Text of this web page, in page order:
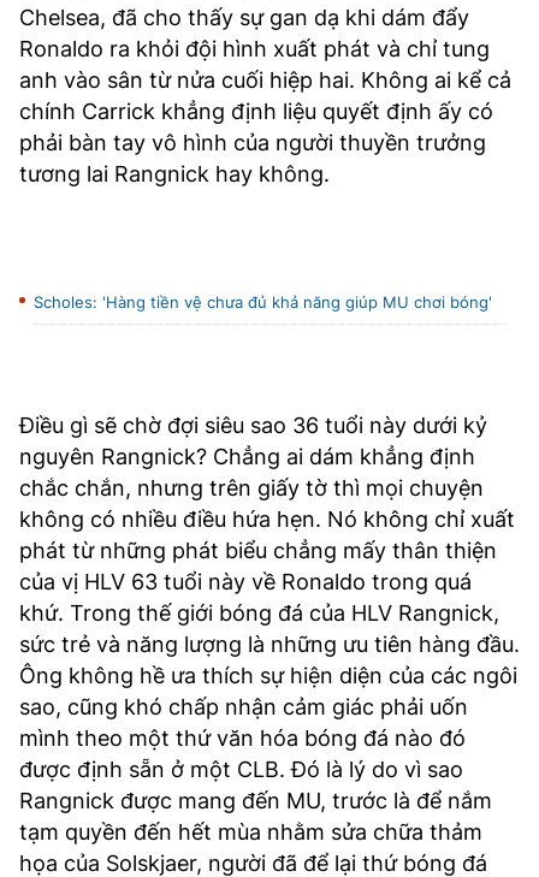
Chelsea, đã cho thấy sự gan dạ khi dám đẩy
Ronaldo ra khỏi đội hình xuất phát và chỉ tung
anh vào sân từ nửa cuối hiệp hai. Không ai kể cả
chính Carrick khẳng định liệu quyết định ấy có
phải bàn tay vô hình của người thuyền trưởng
tương lai Rangnick hay không.
Scholes: 'Hàng tiền vệ chưa đủ khả năng giúp MU chơi bóng'
Điều gì sẽ chờ đợi siêu sao 36 tuổi này dưới kỷ
nguyên Rangnick? Chẳng ai dám khẳng định
chắc chắn, nhưng trên giấy tờ thì mọi chuyện
không có nhiều điều hứa hẹn. Nó không chỉ xuất
phát từ những phát biểu chẳng mấy thân thiện
của vị HLV 63 tuổi này về Ronaldo trong quá
khứ. Trong thế giới bóng đá của HLV Rangnick,
sức trẻ và năng lượng là những ưu tiên hàng đầu.
Ông không hề ưa thích sự hiện diện của các ngôi
sao, cũng khó chấp nhận cảm giác phải uốn
mình theo một thứ văn hóa bóng đá nào đó
được định sẵn ở một CLB. Đó là lý do vì sao
Rangnick được mang đến MU, trước là để nắm
tạm quyền đến hết mùa nhằm sửa chữa thảm
họa của Solskjaer, người đã để lại thứ bóng đá